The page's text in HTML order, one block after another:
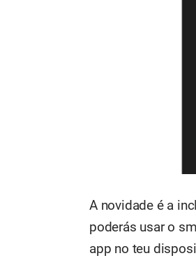
A novidade é a
poderás usar o
app no teu